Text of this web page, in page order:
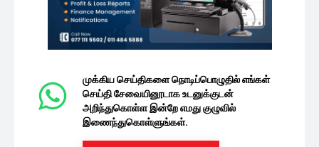
முக்கிய செய்திகளை நொடிப்பொழுதில் எங்கள்
செய்தி சேவையினூடாக உடனுக்குடன்
அறிந்துகொள்ள இன்றே எமது குழுவில்
இணைந்துகொள்ளுங்கள்.